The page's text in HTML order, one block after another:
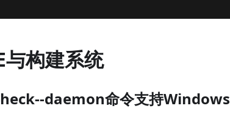
与构建系统
daemon命令支持Windows